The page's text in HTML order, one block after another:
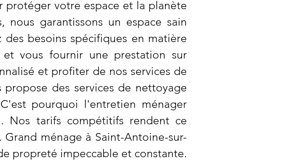
votre espace et la planète
garantissons un espace sain
besoins spécifiques en matière
vous fournir une prestation sur
et profiter de nos services de
des services de nettoyage
pourquoi l'entretien ménager
Nos tarifs compétitifs rendent ce
ménage à Saint-Antoine-sur-
propreté impeccable et constante.